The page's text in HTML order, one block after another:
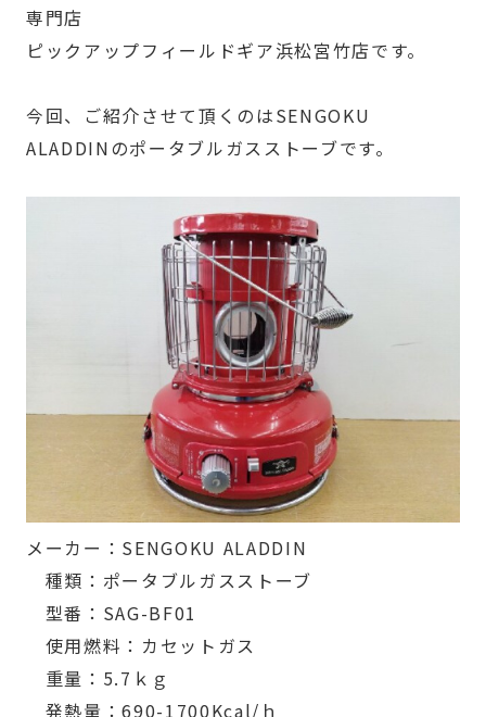
専門店
ピックアップフィールドギア浜松宮竹店です。
今回、ご紹介させて頂くのはSENGOKU
ALADDINのポータブルガスストーブです。
メーカー：SENGOKU ALADDIN
種類：ポータブルガスストーブ
型番：SAG-BF01
使用燃料：カセットガス
重量：5.7ｋｇ
発熱量：690-1700Kcal/ｈ